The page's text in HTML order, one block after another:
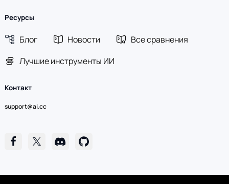
Ресурсы
Блог Новости
Все сравнения
Лучшие инструменты ИИ
Контакт
support@ai.cc